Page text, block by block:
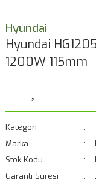
Hyundai
Hyundai
1200W 115mm
Kategori
Marka
Stok Kodu
Garanti Süresi